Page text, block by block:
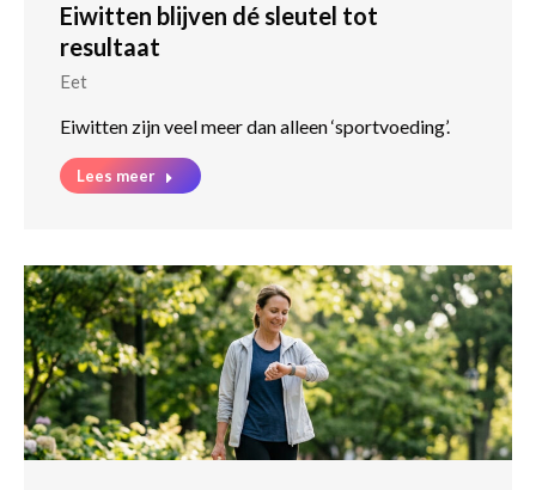
Eiwitten blijven dé sleutel tot
resultaat
Eet
Eiwitten zijn veel meer dan alleen ‘sportvoeding’.
Lees meer